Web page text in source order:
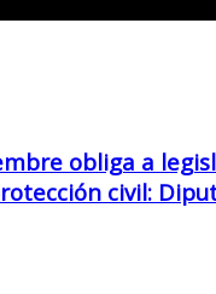
obliga a
civil: